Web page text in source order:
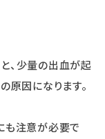
、少量の出血が起
原因になります。
も注意が必要で